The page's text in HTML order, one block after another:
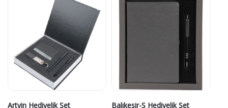
Artvin Hediyelik Set Balıkesir-S Hediyelik Set